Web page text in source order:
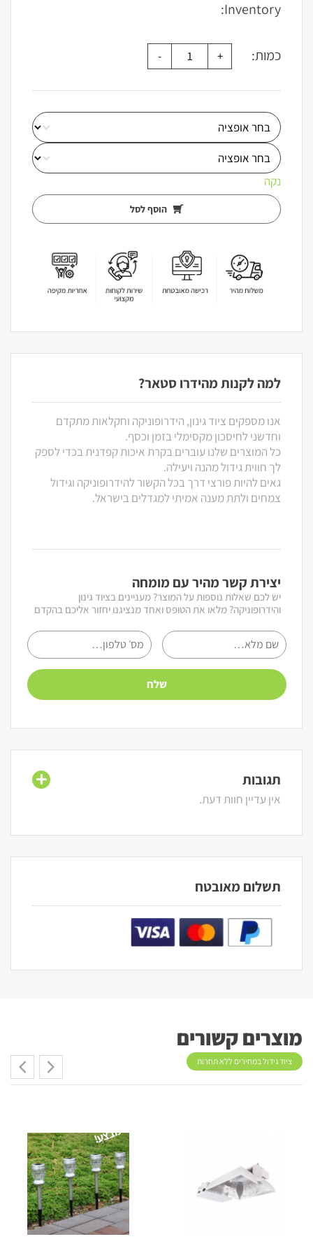
Inventory:
כמות:
נקה
הוסף לסל
למה לקנות מהידרו סטאר?
אנו מספקים ציוד גינון, הידרופוניקה וחקלאות מתקדם
וחדשני לחיסכון מקסימלי בזמן וכסף.
כל המוצרים שלנו עוברים בקרת איכות קפדנית בכדי לספק
לך חווית גידול מהנה ויעילה.
גאים להיות פורצי דרך בכל הקשור להידרופוניקה וגידול
צמחים ולתת מענה אמיתי למגדלים בישראל.
יצירת קשר מהיר עם מומחה
יש לכם שאלות נוספות על המוצר? מעניינים בציוד גינון
והידרופוניקה? מלאו את הטופס ואחד מנציגנו יחזור אליכם בהקדם
תגובות
אין עדיין חוות דעת.
תשלום מאובטח
מוצרים קשורים
ציוד גידול במחירים ללא תחרות
מבצע!